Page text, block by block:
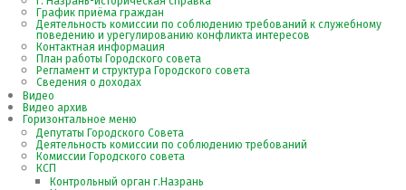
График приёма граждан
Деятельность комиссии по соблюдению требований к служебному
поведению и урегулированию конфликта интересов
Контактная информация
План работы Городского совета
Регламент и структура Городского совета
Сведения о доходах
Видео
Видео архив
Горизонтальное меню
Депутаты Городского Совета
Деятельность комиссии по соблюдению требований
Комиссии Городского совета
КСП
Контрольный орган г.Назрань